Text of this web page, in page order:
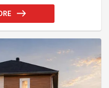
intérieur et extérieur
chance de se reculer
Addenda